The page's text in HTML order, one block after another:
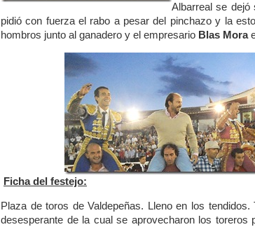
Albarreal se dejó
pidió con fuerza el rabo a pesar del pinchazo y la
hombros junto al ganadero y el empresario Blas Mora
Ficha del festejo:
Plaza de toros de Valdepeñas. Lleno en los
desesperante de la cual se aprovecharon los toreros